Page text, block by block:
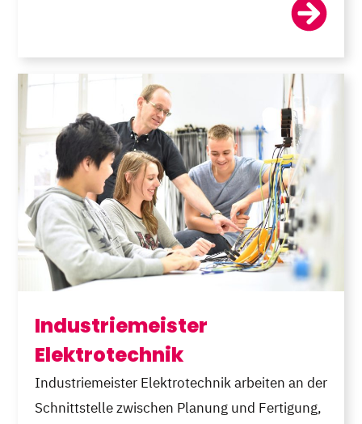
Industriemeister
Elektrotechnik
Industriemeister Elektrotechnik arbeiten an der
Schnittstelle zwischen Planung und Fertigung,